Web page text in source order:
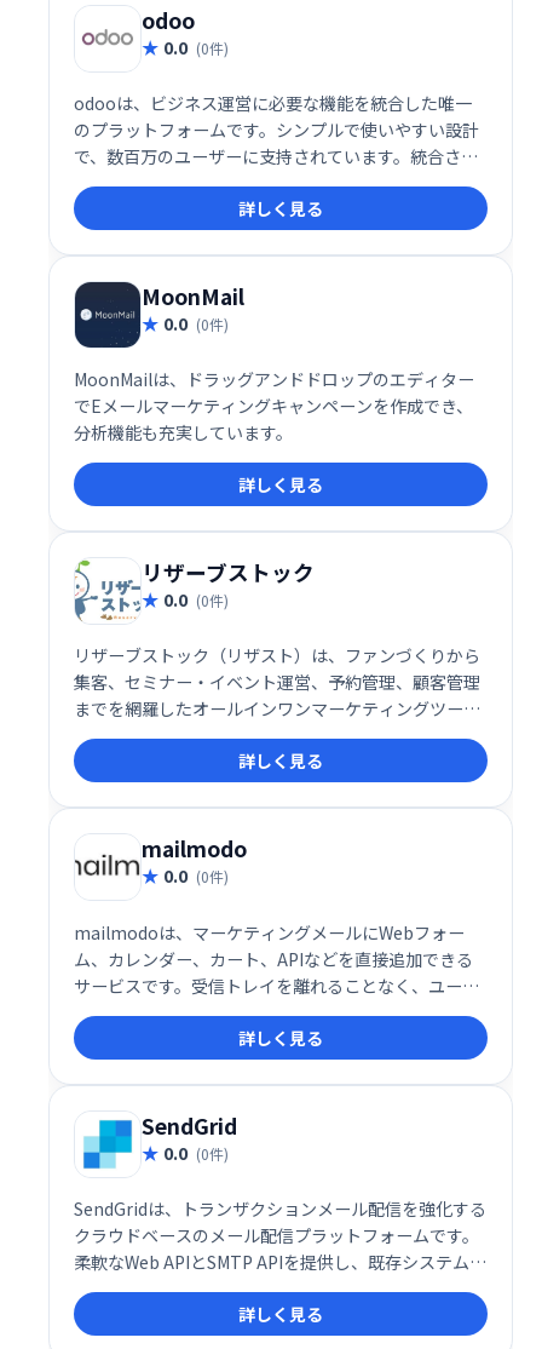
odoo
0.0 (0件)
odooは、ビジネス運営に必要な機能を統合した唯一
のプラットフォームです。シンプルで使いやすい設計
で、数百万のユーザーに支持されています。統合され
たアプリにより、業務効率化を実現し、ビジネスの成
長を支援します。
詳しく見る
MoonMail
0.0 (0件)
MoonMailは、ドラッグアンドドロップのエディター
でEメールマーケティングキャンペーンを作成でき、
分析機能も充実しています。
詳しく見る
リザーブストック
0.0 (0件)
リザーブストック（リザスト）は、ファンづくりから
集客、セミナー・イベント運営、予約管理、顧客管理
までを網羅したオールインワンマーケティングツール
です。事務作業の効率化と顧客とのエンゲージメント
向上を実現し、ビジネス成長を強力にサポートしま
す。様々な機能を統合することで、業務負担を軽減
し、集客から顧客育成までを一元管理できます。
詳しく見る
mailmodo
0.0 (0件)
mailmodoは、マーケティングメールにWebフォー
ム、カレンダー、カート、APIなどを直接追加できる
サービスです。受信トレイを離れることなく、ユーザ
ーはメール内で必要なアクションを実行できます。こ
れにより、エンゲージメントの向上とコンバージョン
率の改善に貢献します。顧客体験をスムーズにし、効
率的なマーケティングを実現しましょう。
詳しく見る
SendGrid
0.0 (0件)
SendGridは、トランザクションメール配信を強化する
クラウドベースのメール配信プラットフォームです。
柔軟なWeb APIとSMTP APIを提供し、既存システムと
の容易な統合を実現します。スケーラブルなインフラ
ストラクチャにより、大量のメール送信にも対応可
能。数分で稼働開始でき、ビジネスの成長をサポート
詳しく見る